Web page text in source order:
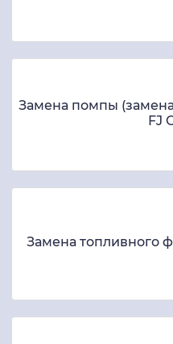
Замена помпы
FJ
Замена топливного